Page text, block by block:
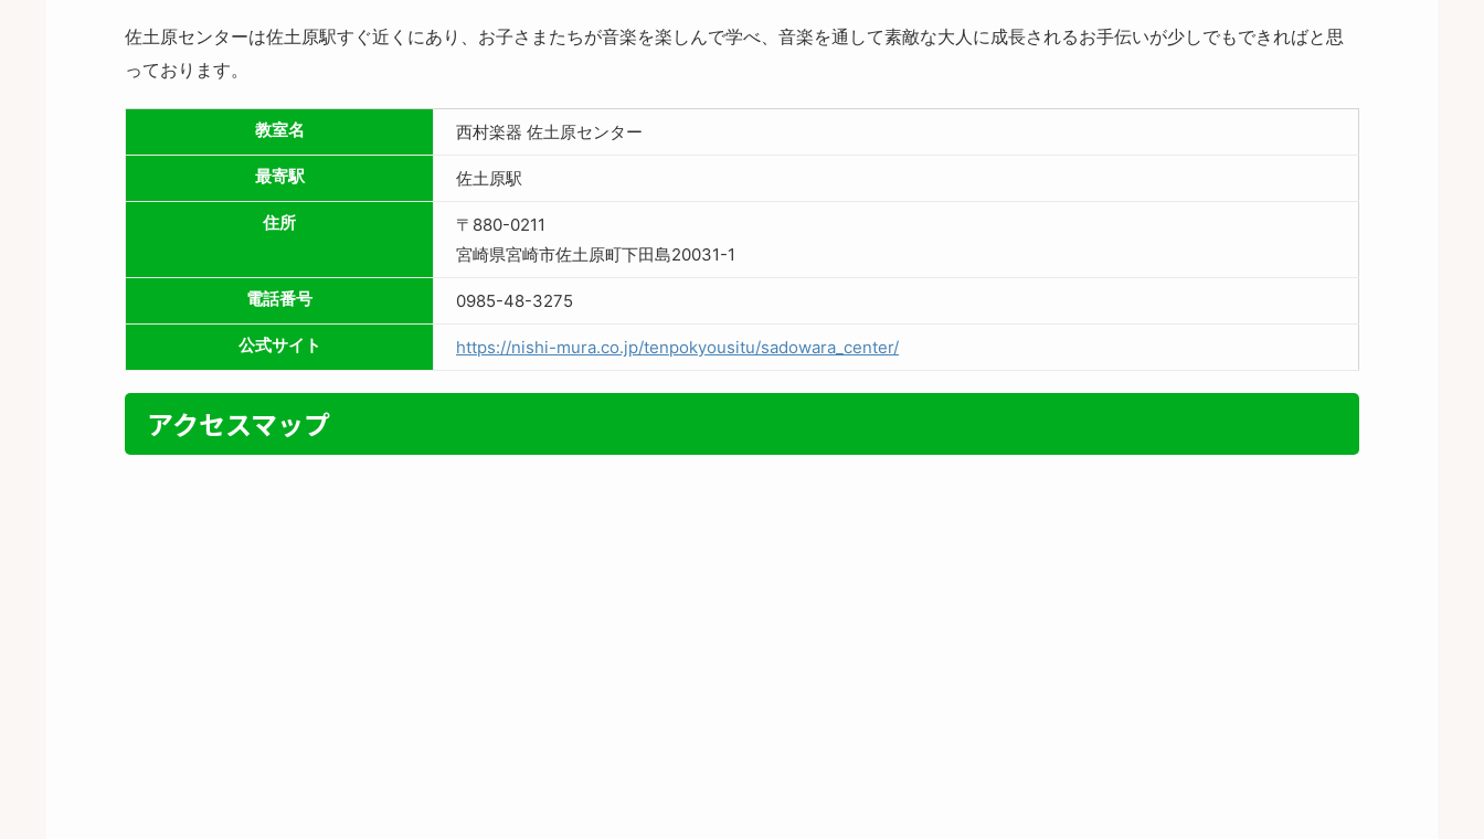
佐土原センターは佐土原駅すぐ近くにあり、お子さまたちが音楽を楽しんで学べ、音楽を通して素敵な大人に成長されるお手伝いが少しでもできればと思
っております。
教室名 西村楽器 佐土原センター
最寄駅 佐土原駅
住所
〒880-0211
宮崎県宮崎市佐土原町下田島20031-1
電話番号 0985-48-3275
公式サイト https://nishi-mura.co.jp/tenpokyousitu/sadowara_center/
アクセスマップ